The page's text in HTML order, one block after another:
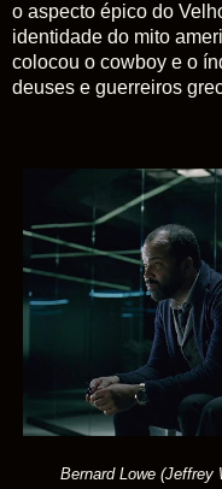
o aspecto épico do
identidade do mito
colocou o cowboy e o
deuses e guerreiros
Bernard Lowe (Jeffrey